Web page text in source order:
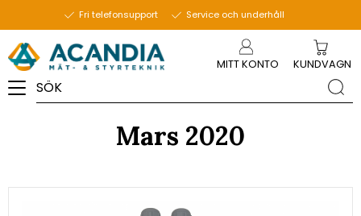
Fri telefonsupport Service och underhåll
MITT KONTO KUNDVAGN
Mars 2020